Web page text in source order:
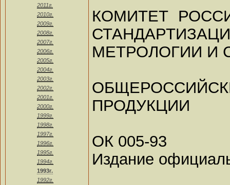
2011г.
2010г.
2009г.
2008г.
2007г.
2006г.
2005г.
2004г.
2003г.
2002г.
2001г.
2000г.
1999г.
1998г.
1997г.
1996г.
1995г.
1994г.
1993г.
1992г.
КОМИТЕТ
МЕТРОЛОГИИ И
ПРОДУКЦИИ
ОК 005-93
Издание